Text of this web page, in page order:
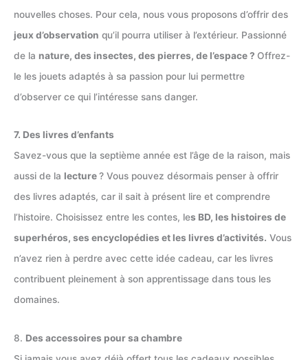
nouvelles choses. Pour cela, nous vous proposons d’offrir des
jeux d’observation qu’il pourra utiliser à l’extérieur. Passionné
de la nature, des insectes, des pierres, de l’espace ? Offrez-
le les jouets adaptés à sa passion pour lui permettre
d’observer ce qui l’intéresse sans danger.
7. Des livres d’enfants
Savez-vous que la septième année est l’âge de la raison, mais
aussi de la lecture? Vous pouvez désormais penser à offrir
des livres adaptés, car il sait à présent lire et comprendre
l’histoire. Choisissez entre les contes, les BD, les histoires de
superhéros, ses encyclopédies et les livres d’activités. Vous
n’avez rien à perdre avec cette idée cadeau, car les livres
contribuent pleinement à son apprentissage dans tous les
domaines.
8. Des accessoires pour sa chambre